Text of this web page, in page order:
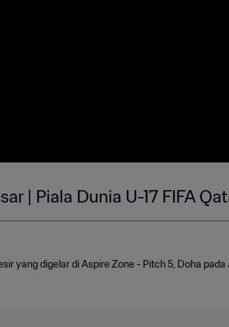
| Piala Dunia U-17 FIFA
yang digelar di Aspire Zone - Pitch 5, Doha pada